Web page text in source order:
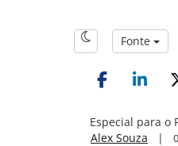
Fonte
Especial para o
Alex Souza |